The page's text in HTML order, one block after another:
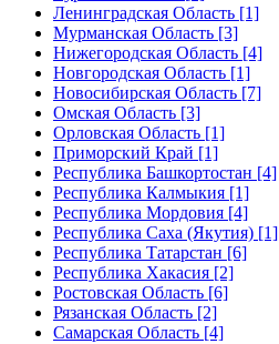
Ленинградская Область [1]
Мурманская Область [3]
Нижегородская Область [4]
Новгородская Область [1]
Новосибирская Область [7]
Омская Область [3]
Орловская Область [1]
Приморский Край [1]
Республика Башкортостан [4]
Республика Калмыкия [1]
Республика Мордовия [4]
Республика Саха (Якутия) [1]
Республика Татарстан [6]
Республика Хакасия [2]
Ростовская Область [6]
Рязанская Область [2]
Самарская Область [4]